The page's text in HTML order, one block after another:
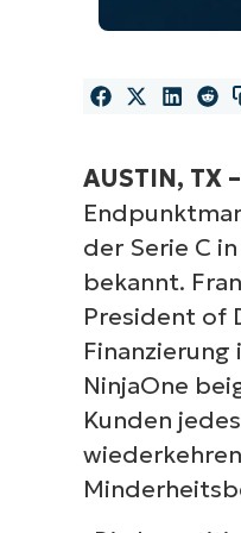
AUSTIN, TX
der Serie C
bekannt.
President of
Finanzierung
NinjaOne
Kunden